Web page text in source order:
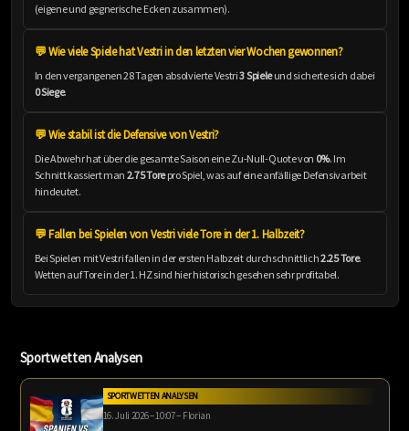
(eigene und gegnerische Ecken zusammen).
💬 Wie viele Spiele hat Vestri in den letzten vier Wochen gewonnen?
In den vergangenen 28 Tagen absolvierte Vestri3 Spieleund sicherte sich dabei
0 Siege.
💬 Wie stabil ist die Defensive von Vestri?
Die Abwehr hat über die gesamte Saison eine Zu-Null-Quote von 0%. Im
Schnitt kassiert man 2.75 Torepro Spiel, was auf eine anfällige Defensivarbeit
hindeutet.
💬 Fallen bei Spielen von Vestri viele Tore in der 1. Halbzeit?
Bei Spielen mit Vestri fallen in der ersten Halbzeit durchschnittlich2.25 Tore.
Wetten auf Tore in der 1. HZ sind hier historisch gesehen sehr profitabel.
Sportwetten Analysen
SPORTWETTEN ANALYSEN
16. Juli 2026 – 10:07 – Florian